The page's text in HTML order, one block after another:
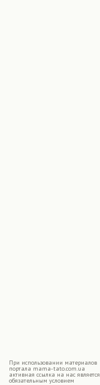
При использовании материалов
портала mama-tato.com.ua
активная ссылка на нас является
обязательным условием